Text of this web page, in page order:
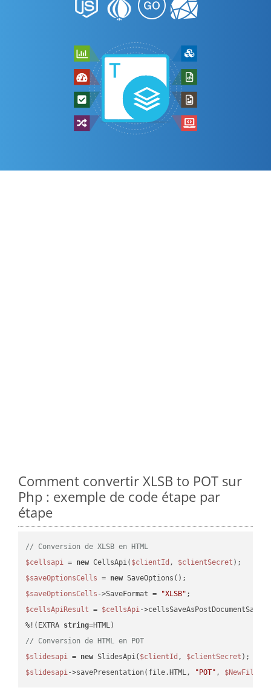
Comment convertir XLSB to POT sur
Php : exemple de code étape par
étape
// Conversion de XLSB en HTML
$cellsapi = new CellsApi( $clientId , $clientSecret
$saveOptionsCells = new
$saveOptionsCells ->SaveFormat = "XLSB"
$cellsApiResult = $cellsApi-
%!(EXTRA string
// Conversion de HTML en POT
$slidesapi = new SlidesApi( $clientId , $clientSecret
$slidesapi->savePresentation(file.HTML, "POT" , $NewFile